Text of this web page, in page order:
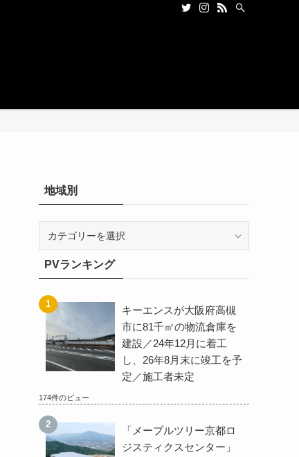
地域別
別PVランキング
キーエンスが大阪府高槻
市に81千㎡の物流倉庫を
建設／24年12月に着工
し、26年8月末に竣工を予
定／施工者未定
174件のビュー
「メープルツリー京都ロ
ジスティクスセンター」